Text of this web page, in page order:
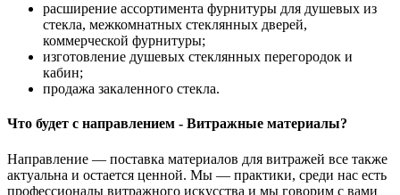
расширение ассортимента фурнитуры для душевых из
стекла, межкомнатных стеклянных дверей,
коммерческой фурнитуры;
изготовление душевых стеклянных перегородок и
кабин;
продажа закаленного стекла.
Что будет с направлением - Витражные материалы?
Направление — поставка материалов для витражей все также
актуальна и остается ценной. Мы — практики, среди нас есть
профессионалы витражного искусства и мы говорим с вами